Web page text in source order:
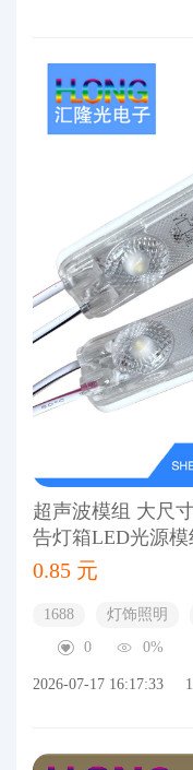
超声波模组 大尺
告灯箱LED光源模
0.85 元
1688 灯饰照明
0
0%
2026-07-17 16:17:33